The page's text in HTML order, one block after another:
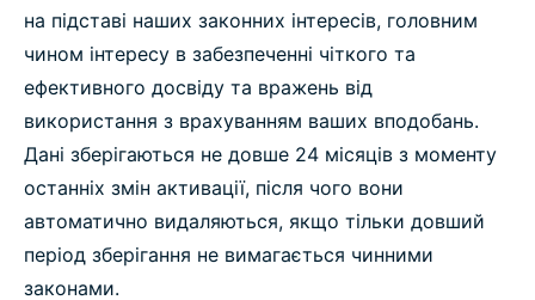
на підставі наших законних інтересів, головним
чином інтересу в забезпеченні чіткого та
ефективного досвіду та вражень від
використання з врахуванням ваших вподобань.
Дані зберігаються не довше 24 місяців з моменту
останніх змін активації, після чого вони
автоматично видаляються, якщо тільки довший
період зберігання не вимагається чинними
законами.